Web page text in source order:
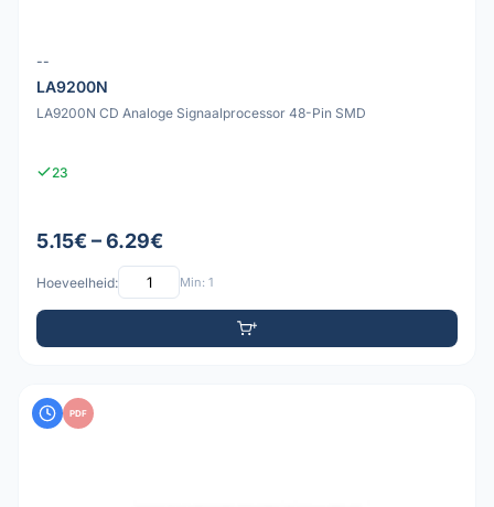
--
LA9200N
LA9200N CD Analoge Signaalprocessor 48-Pin SMD
23
5.15€ – 6.29€
Hoeveelheid: Min: 1
PDF